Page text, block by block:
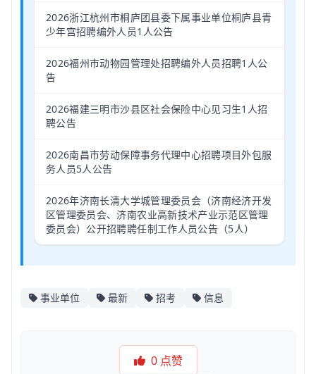
2026浙江杭州市桐庐团县委下属事业单位桐庐县青
少年宫招聘编外人员1人公告
2026福州市动物园管理处招聘编外人员招聘1人公
告
2026福建三明市沙县区社会保险中心见习生1人招
聘公告
2026南昌市劳动保障事务代理中心招聘项目外包服
务人员5人公告
2026年济南长清大学城管理委员会（济南经济开发
区管理委员会、济南农业高新技术产业示范区管理
委员会）公开招聘聘任制工作人员公告（5人）
事业单位 最新 招考 信息
0 点赞